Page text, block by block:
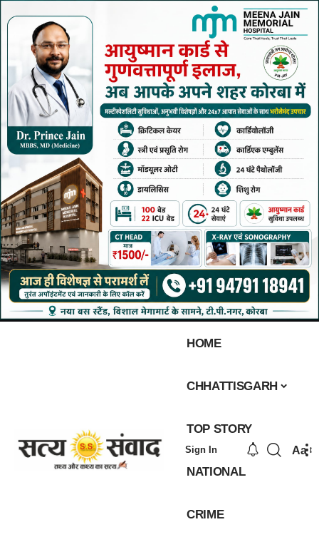
HOME
CHHATTISGARH
TOP STORY
NATIONAL
CRIME
Sign In Aa